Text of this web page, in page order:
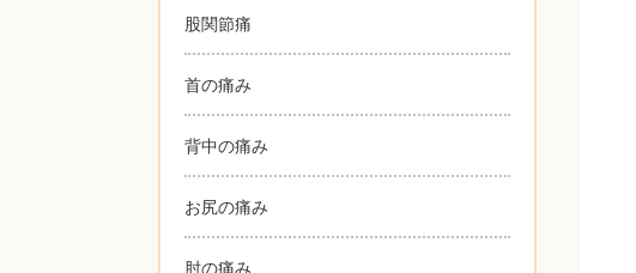
股関節痛
首の痛み
背中の痛み
お尻の痛み
肘の痛み